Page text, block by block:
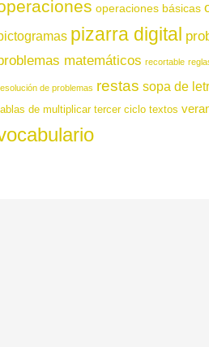
operaciones básicas
pizarra digital
matemáticos recortable
de problemas restas sopa de
de multiplicar tercer ciclo textos